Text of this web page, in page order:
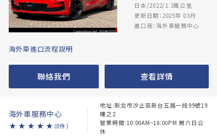
日本/2022/1.3萬公里
更新日期：2025年 03月
進口商：海外車服務中心
海外車進口流程說明
聯絡我們 查看詳情
海外車服務中心
★ ★ ★ ★ ★ （0件）
地址:新北市汐止區新台五路一段99號19
樓之2
營業時間:10:00AM~18:00PM 周六日公
休